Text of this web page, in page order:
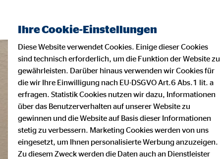
Ihre Cookie-Einstellungen
Diese Website verwendet Cookies. Einige dieser Cookies
sind technisch erforderlich, um die Funktion der Website zu
gewährleisten. Darüber hinaus verwenden wir Cookies für
die wir Ihre Einwilligung nach EU-DSGVO Art.6 Abs.1 lit. a
erfragen. Statistik Cookies nutzen wir dazu, Informationen
über das Benutzerverhalten auf unserer Website zu
gewinnen und die Website auf Basis dieser Informationen
stetig zu verbessern. Marketing Cookies werden von uns
eingesetzt, um Ihnen personalisierte Werbung anzuzeigen.
Zu diesem Zweck werden die Daten auch an Dienstleister